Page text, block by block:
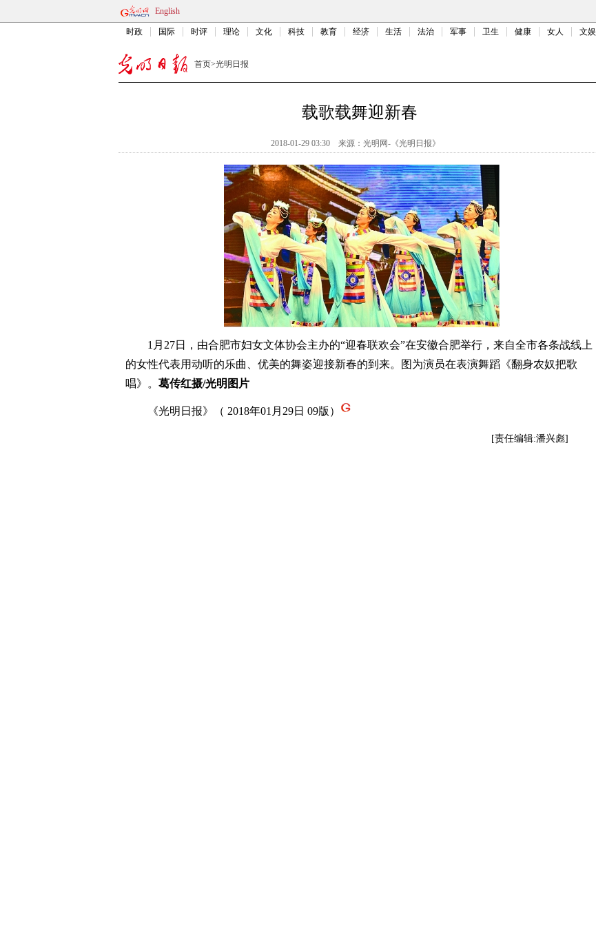
English
时政 国际 时评 理论 文化 科技 教育 经济 生活 法治 军事 卫生 健康 女人 文娱
首页>光明日报
载歌载舞迎新春
2018-01-29 03:30 来源： 光明网-《光明日报》
1月27日，由合肥市妇女文体协会主办的“迎春联欢会”在安徽合肥举行，来自全市各条战线上
的女性代表用动听的乐曲、优美的舞姿迎接新春的到来。图为演员在表演舞蹈《翻身农奴把歌
唱》。 葛传红摄/光明图片
《光明日报》（ 2018年01月29日 09版）
[责任编辑:潘兴彪]